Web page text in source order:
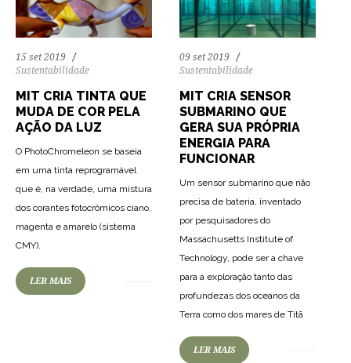
15 set 2019
Sustentabilidade
MIT CRIA TINTA QUE
MUDA DE COR PELA
AÇÃO DA LUZ
O PhotoChromeleon se baseia
em uma tinta reprogramável
que é, na verdade, uma mistura
dos corantes fotocrômicos ciano,
magenta e amarelo (sistema
CMY).
LER MAIS
09 set 2019
Sustentabilidade
MIT CRIA SENSOR
SUBMARINO QUE
GERA SUA PRÓPRIA
ENERGIA PARA
FUNCIONAR
Um sensor submarino que não
precisa de bateria, inventado
por pesquisadores do
Massachusetts Institute of
Technology, pode ser a chave
para a exploração tanto das
profundezas dos oceanos da
Terra como dos mares de Titã
LER MAIS